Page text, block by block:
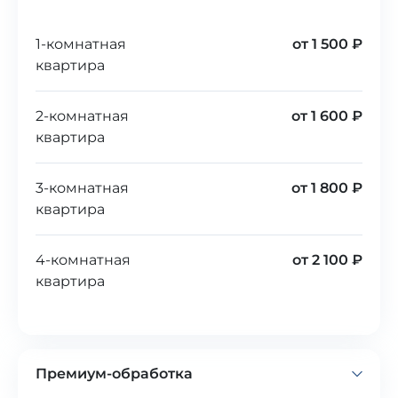
1-комнатная
квартира
от 1 500 ₽
2-комнатная
квартира
от 1 600 ₽
3-комнатная
квартира
от 1 800 ₽
4-комнатная
квартира
от 2 100 ₽
Премиум-обработка